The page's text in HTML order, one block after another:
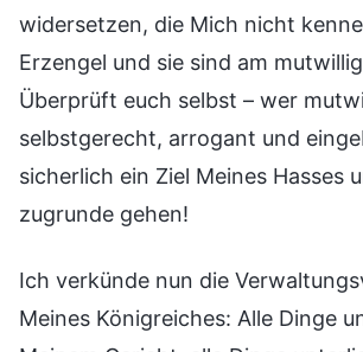
widersetzen, die Mich nicht
Erzengel und sie sind am
Überprüft euch selbst – wer
selbstgerecht, arrogant und
sicherlich ein Ziel Meines Hasses
zugrunde gehen!
Ich verkünde nun die
Meines Königreiches: Alle Dinge